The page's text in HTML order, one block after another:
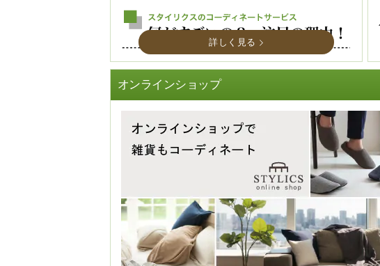
詳しく見る
オンラインショップ